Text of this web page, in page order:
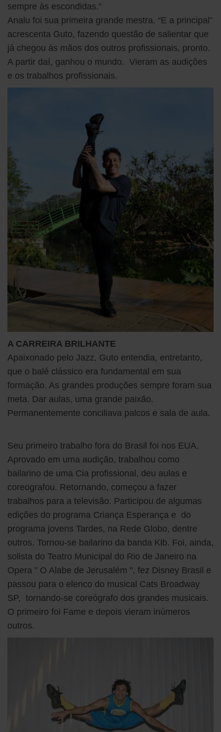
sempre às escondidas.”
Analu foi sua primeira grande mestra. “E a principal”
acrescenta Guto, fazendo questão de salientar que
já chegou às mãos dos outros profissionais, pronto.
A partir daí, ganhou o mundo. Vieram as audições
e os trabalhos profissionais.
A CARREIRA BRILHANTE
Apaixonado pelo Jazz, Guto entendia, entretanto,
que o balé clássico era fundamental em sua
formação. As grandes produções sempre foram sua
meta. Dar aulas, uma grande paixão.
Permanentemente conciliava palcos e sala de aula.
Seu primeiro trabalho fora do Brasil foi nos EUA.
Aprovado em uma audição, trabalhou como
bailarino de uma Cia profissional, deu aulas e
coreografou. Retornando, começou a fazer
trabalhos para a televisão. Participou de algumas
edições do programa Criança Esperança e do
programa jovens Tardes, na Rede Globo, dentre
outros. Tornou-se bailarino da banda Klb. Foi, ainda,
solista do Teatro Municipal do Rio de Janeiro na
Opera " O Alabe de Jerusalém ", fez Disney Brasil e
passou para o elenco do musical Cats Broadway
SP, tornando-se coreógrafo dos grandes musicais.
O primeiro foi Fame e depois vieram inúmeros
outros.